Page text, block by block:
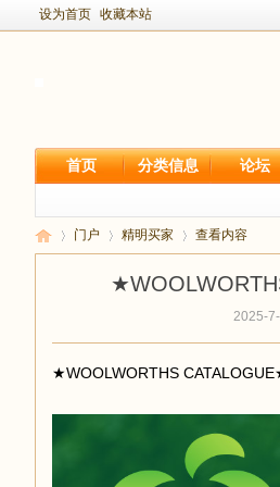
设为首页 收藏本站
首页 分类信息 论坛
门户 精明买家 查看内容
2025-
★WOOLWORTHS